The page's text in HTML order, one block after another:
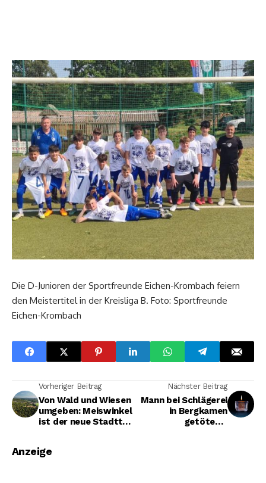
Die D-Junioren der Sportfreunde Eichen-Krombach feiern
den Meistertitel in der Kreisliga B. Foto: Sportfreunde
Eichen-Krombach
Vorheriger Beitrag
Von Wald und Wiesen
umgeben: Meiswinkel
ist der neue Stadtteil
Nächster Beitrag
Mann bei Schlägerei
in Bergkamen
getötet –
Anzeige